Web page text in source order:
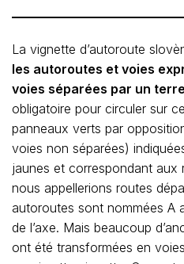
La vignette d’autoroute
les autoroutes et voies
voies séparées par un
obligatoire pour circuler sur
panneaux verts par
voies non séparées)
jaunes et correspondant aux
nous appellerions routes
autoroutes sont nommées
de l’axe. Mais beaucoup
ont été transformées en